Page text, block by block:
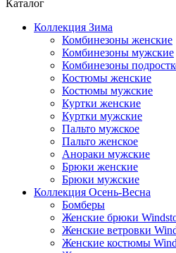
Каталог
Коллекция Зима
Комбинезоны женские
Комбинезоны мужские
Комбинезоны
Костюмы женские
Костюмы мужские
Куртки женские
Куртки мужские
Пальто мужское
Пальто женское
Анораки мужские
Брюки женские
Брюки мужские
Коллекция Осень-Весна
Бомберы
Женские брюки
Женские ветровки
Женские костюмы